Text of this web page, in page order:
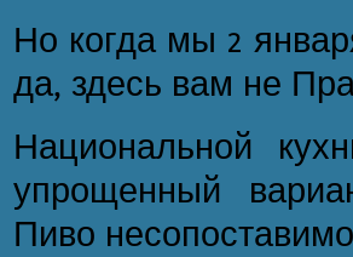
Но когда мы 2
да, здесь вам не
Национальной
упрощенный
Пиво